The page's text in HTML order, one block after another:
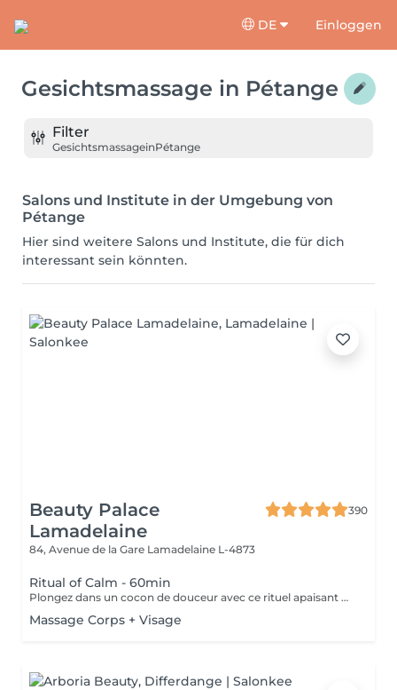
DE Einloggen
Gesichtsmassage in Pétange
Filter
GesichtsmassageinPétange
Salons und Institute in der Umgebung von
Pétange
Hier sind weitere Salons und Institute, die für dich
interessant sein könnten.
Beauty Palace
Lamadelaine
390
84, Avenue de la Gare Lamadelaine L-4873
Ritual of Calm - 60min
Plongez dans un cocon de douceur avec ce rituel apaisant de 60 minutes, conçu pour relâcher les tensions accumulées et calmer l'agitation mentale. Ce soin associe un massage doux et ciblé du cuir chevelu à des manuvres manuelles sur la nuque et les épaules, pour une relaxation physique immédiate. Grâce à l'aromathérapie et à une ambiance enveloppante, ce rituel stimule la circulation sanguine, dégage les tensions crâniennes et procure une sensation de clarté et de légèreté. Les cheveux sont également séchés à la fin du soin, pour un retour à votre quotidien en toute élégance.
Massage Corps + Visage